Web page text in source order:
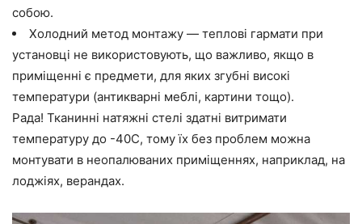
собою.
Холодний метод монтажу — теплові гармати при
установці не використовують, що важливо, якщо в
приміщенні є предмети, для яких згубні високі
температури (антикварні меблі, картини тощо).
Рада! Тканинні натяжні стелі здатні витримати
температуру до -40С, тому їх без проблем можна
монтувати в неопалюваних приміщеннях, наприклад, на
лоджіях, верандах.